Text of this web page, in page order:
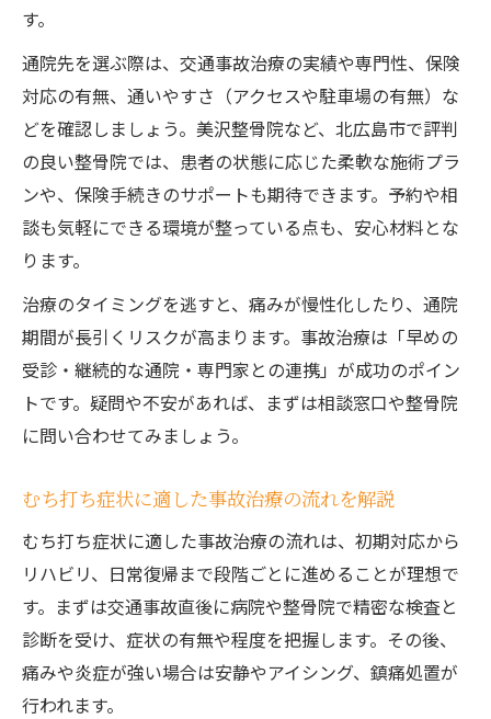
す。
通院先を選ぶ際は、交通事故治療の実績や専門性、保険
対応の有無、通いやすさ（アクセスや駐車場の有無）な
どを確認しましょう。美沢整骨院など、北広島市で評判
の良い整骨院では、患者の状態に応じた柔軟な施術プラ
ンや、保険手続きのサポートも期待できます。予約や相
談も気軽にできる環境が整っている点も、安心材料とな
ります。
治療のタイミングを逃すと、痛みが慢性化したり、通院
期間が長引くリスクが高まります。事故治療は「早めの
受診・継続的な通院・専門家との連携」が成功のポイン
トです。疑問や不安があれば、まずは相談窓口や整骨院
に問い合わせてみましょう。
むち打ち症状に適した事故治療の流れを解説
むち打ち症状に適した事故治療の流れは、初期対応から
リハビリ、日常復帰まで段階ごとに進めることが理想で
す。まずは交通事故直後に病院や整骨院で精密な検査と
診断を受け、症状の有無や程度を把握します。その後、
痛みや炎症が強い場合は安静やアイシング、鎮痛処置が
行われます。